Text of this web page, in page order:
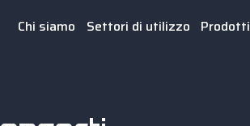
Chi siamo Settori di utilizzo Prodotti